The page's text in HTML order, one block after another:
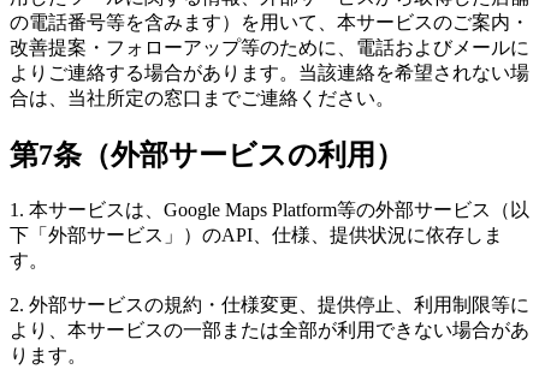
の電話番号等を含みます）を用いて、本サービスのご案内・
改善提案・フォローアップ等のために、電話およびメールに
よりご連絡する場合があります。当該連絡を希望されない場
合は、当社所定の窓口までご連絡ください。
第7条（外部サービスの利用）
1. 本サービスは、Google Maps Platform等の外部サービス（以
下「外部サービス」）のAPI、仕様、提供状況に依存しま
す。
2. 外部サービスの規約・仕様変更、提供停止、利用制限等に
より、本サービスの一部または全部が利用できない場合があ
ります。